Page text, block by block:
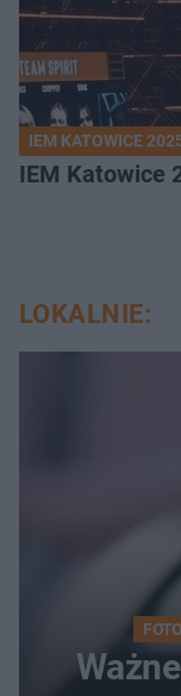
IEM KATOWICE
IEM Katowice
LOKALNIE: